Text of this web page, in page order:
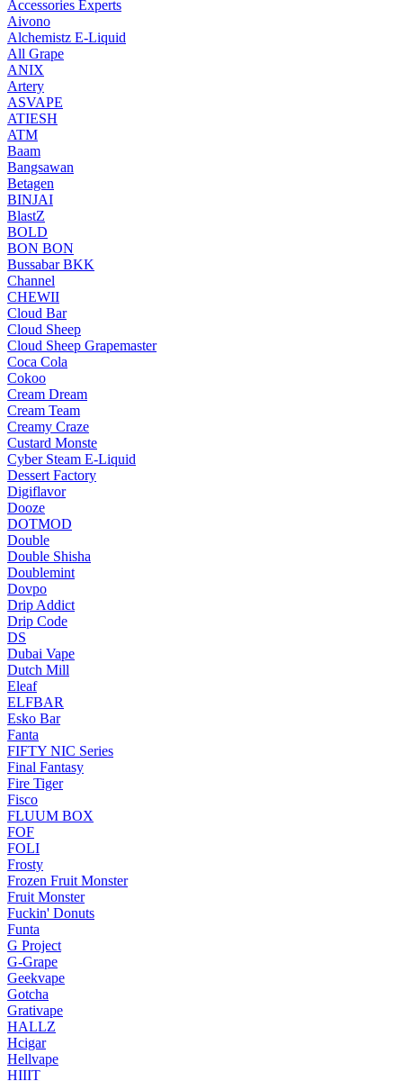
Accessories Experts
Aivono
Alchemistz E-Liquid
All Grape
ANIX
Artery
ASVAPE
ATIESH
ATM
Baam
Bangsawan
Betagen
BINJAI
BlastZ
BOLD
BON BON
Bussabar BKK
Channel
CHEWII
Cloud Bar
Cloud Sheep
Cloud Sheep Grapemaster
Coca Cola
Cokoo
Cream Dream
Cream Team
Creamy Craze
Custard Monste
Cyber Steam E-Liquid
Dessert Factory
Digiflavor
Dooze
DOTMOD
Double
Double Shisha
Doublemint
Dovpo
Drip Addict
Drip Code
DS
Dubai Vape
Dutch Mill
Eleaf
ELFBAR
Esko Bar
Fanta
FIFTY NIC Series
Final Fantasy
Fire Tiger
Fisco
FLUUM BOX
FOF
FOLI
Frosty
Frozen Fruit Monster
Fruit Monster
Fuckin' Donuts
Funta
G Project
G-Grape
Geekvape
Gotcha
Grativape
HALLZ
Hcigar
Hellvape
HIIIT